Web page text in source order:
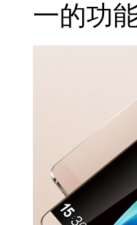
一的功